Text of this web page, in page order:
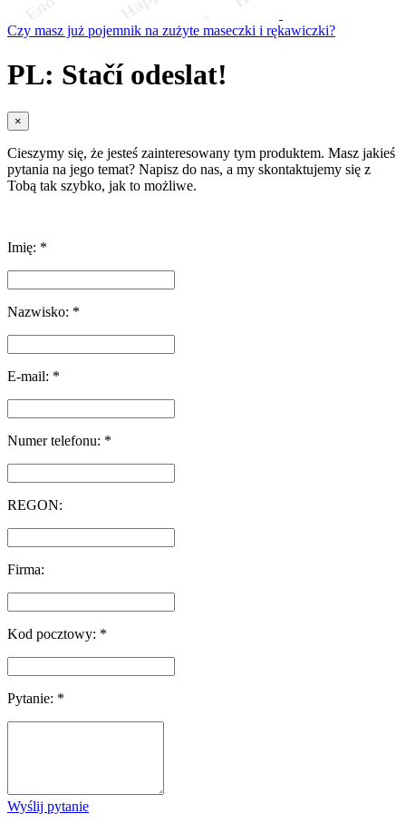
Czy masz już pojemnik na zużyte maseczki i rękawiczki?
PL: Stačí odeslat!
×
Cieszymy się, że jesteś zainteresowany tym produktem. Masz jakieś
pytania na jego temat? Napisz do nas, a my skontaktujemy się z
Tobą tak szybko, jak to możliwe.
Imię: *
Nazwisko: *
E-mail: *
Numer telefonu: *
REGON:
Firma:
Kod pocztowy: *
Pytanie: *
Wyślij pytanie